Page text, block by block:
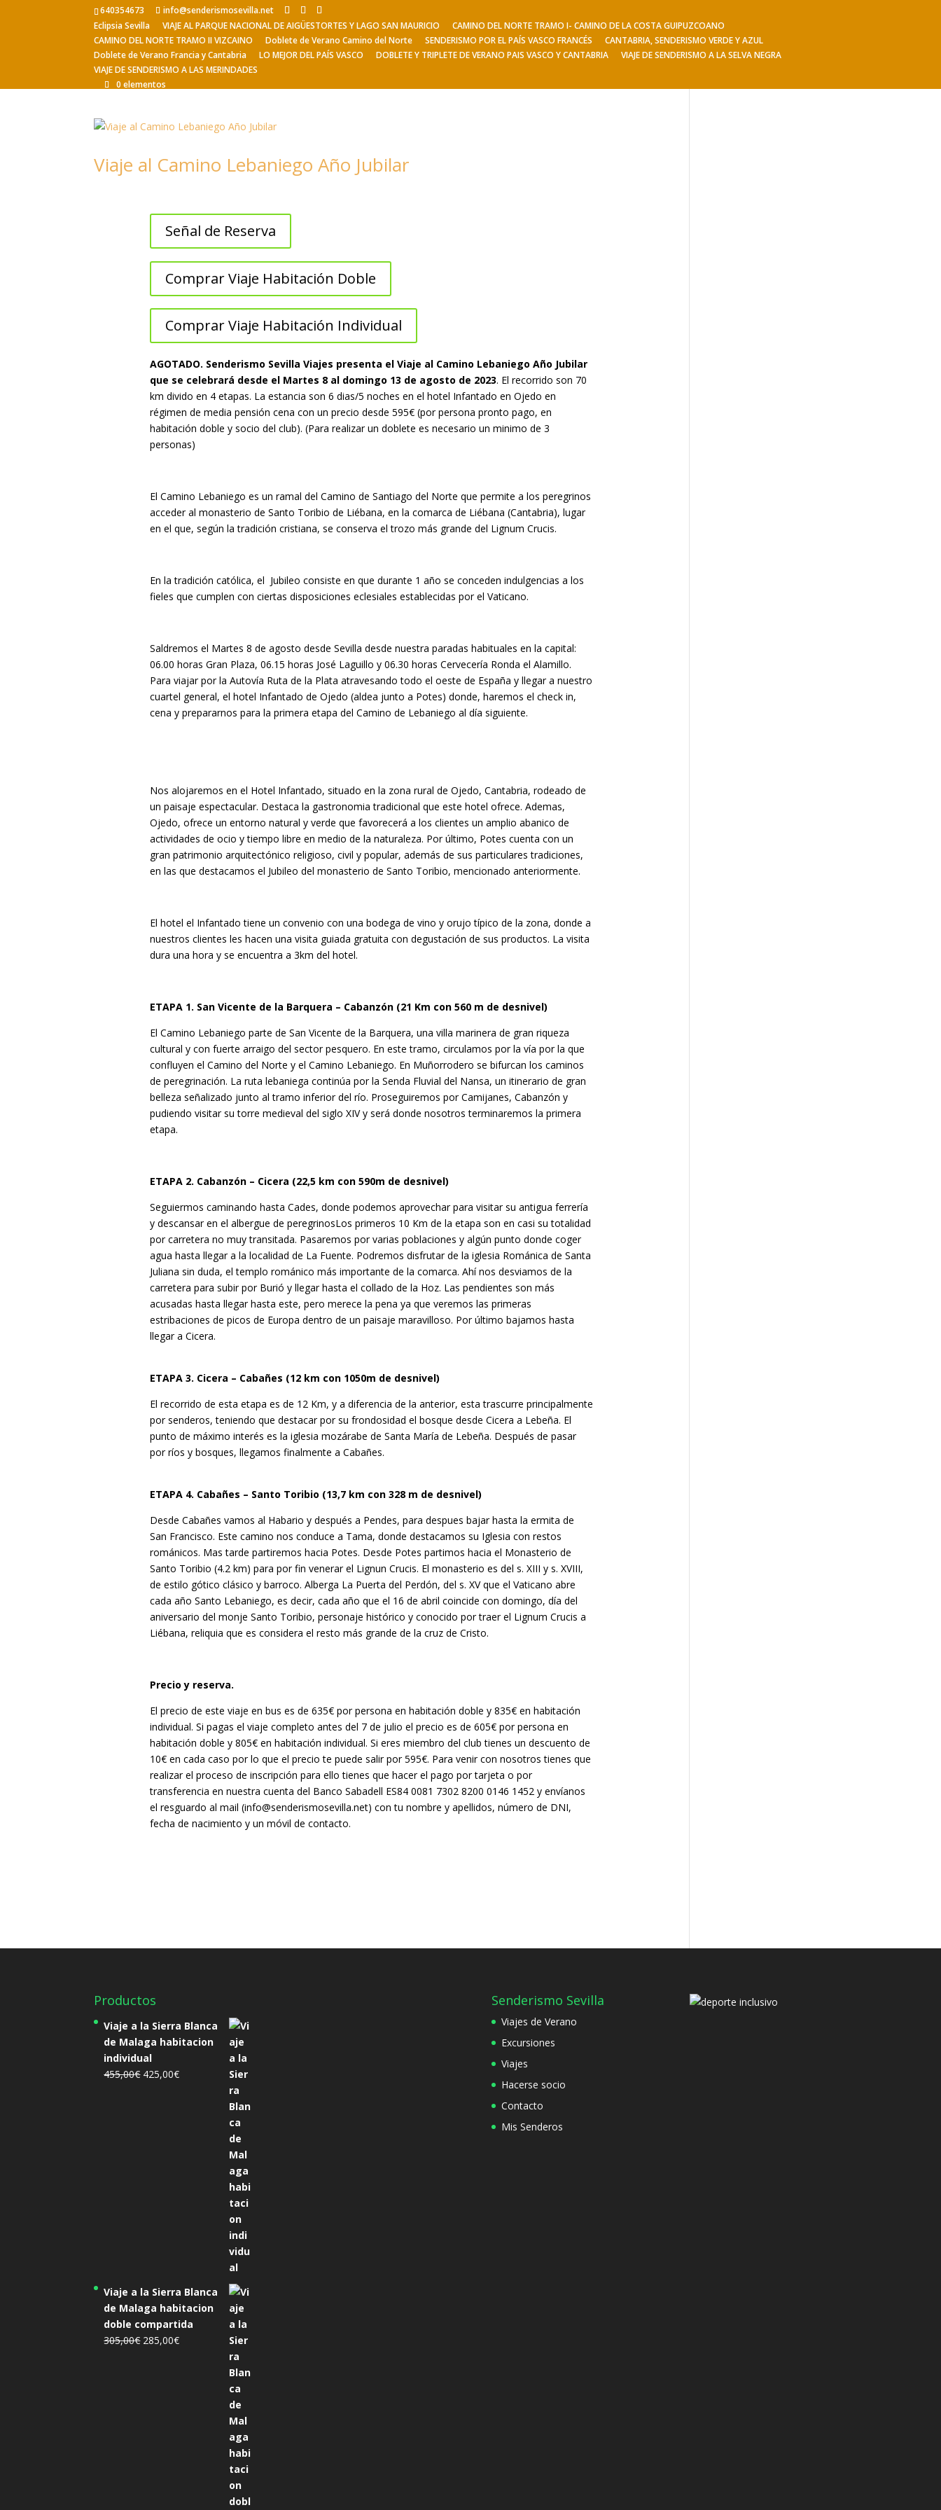
640354673
info@senderismosevilla.net
Eclipsia Sevilla
VIAJE AL PARQUE NACIONAL DE AIGÜESTORTES Y LAGO SAN MAURICIO
CAMINO DEL NORTE TRAMO I- CAMINO DE LA COSTA GUIPUZCOANO
CAMINO DEL NORTE TRAMO II VIZCAINO
Doblete de Verano Camino del Norte SENDERISMO POR EL PAÍS VASCO FRANCÉS
CANTABRIA, SENDERISMO VERDE Y AZUL
Doblete de Verano Francia y Cantabria
LO MEJOR DEL PAÍS VASCO DOBLETE Y TRIPLETE DE VERANO PAIS VASCO Y CANTABRIA
VIAJE DE SENDERISMO A LA SELVA NEGRA
VIAJE DE SENDERISMO A LAS MERINDADES
0 elementos
Viajes de Verano Excursiones Viajes Hacerse socio Contacto
Viaje al Camino Lebaniego Año Jubilar
Señal de Reserva
Comprar Viaje Habitación Doble
Comprar Viaje Habitación Individual
AGOTADO. Senderismo Sevilla Viajes presenta el Viaje al Camino Lebaniego Año Jubilar
que se celebrará desde el Martes 8 al domingo 13 de agosto de 2023. El recorrido son 70
km divido en 4 etapas. La estancia son 6 dias/5 noches en el hotel Infantado en Ojedo en
régimen de media pensión cena con un precio desde 595€ (por persona pronto pago, en
habitación doble y socio del club). (Para realizar un doblete es necesario un minimo de 3
personas)
El Camino Lebaniego es un ramal del Camino de Santiago del Norte que permite a los peregrinos
acceder al monasterio de Santo Toribio de Liébana, en la comarca de Liébana (Cantabria), lugar
en el que, según la tradición cristiana, se conserva el trozo más grande del Lignum Crucis.
En la tradición católica, el Jubileo consiste en que durante 1 año se conceden indulgencias a los
fieles que cumplen con ciertas disposiciones eclesiales establecidas por el Vaticano.
Saldremos el Martes 8 de agosto desde Sevilla desde nuestra paradas habituales en la capital:
06.00 horas Gran Plaza, 06.15 horas José Laguillo y 06.30 horas Cervecería Ronda el Alamillo.
Para viajar por la Autovía Ruta de la Plata atravesando todo el oeste de España y llegar a nuestro
cuartel general, el hotel Infantado de Ojedo (aldea junto a Potes) donde, haremos el check in,
cena y prepararnos para la primera etapa del Camino de Lebaniego al día siguiente.
Nos alojaremos en el Hotel Infantado, situado en la zona rural de Ojedo, Cantabria, rodeado de
un paisaje espectacular. Destaca la gastronomia tradicional que este hotel ofrece. Ademas,
Ojedo, ofrece un entorno natural y verde que favorecerá a los clientes un amplio abanico de
actividades de ocio y tiempo libre en medio de la naturaleza. Por último, Potes cuenta con un
gran patrimonio arquitectónico religioso, civil y popular, además de sus particulares tradiciones,
en las que destacamos el Jubileo del monasterio de Santo Toribio, mencionado anteriormente.
El hotel el Infantado tiene un convenio con una bodega de vino y orujo típico de la zona, donde a
nuestros clientes les hacen una visita guiada gratuita con degustación de sus productos. La visita
dura una hora y se encuentra a 3km del hotel.
ETAPA 1. San Vicente de la Barquera – Cabanzón (21 Km con 560 m de desnivel)
El Camino Lebaniego parte de San Vicente de la Barquera, una villa marinera de gran riqueza
cultural y con fuerte arraigo del sector pesquero. En este tramo, circulamos por la vía por la que
confluyen el Camino del Norte y el Camino Lebaniego. En Muñorrodero se bifurcan los caminos
de peregrinación. La ruta lebaniega continúa por la Senda Fluvial del Nansa, un itinerario de gran
belleza señalizado junto al tramo inferior del río. Proseguiremos por Camijanes, Cabanzón y
pudiendo visitar su torre medieval del siglo XIV y será donde nosotros terminaremos la primera
etapa.
ETAPA 2. Cabanzón – Cicera (22,5 km con 590m de desnivel)
Seguiermos caminando hasta Cades, donde podemos aprovechar para visitar su antigua ferrería
y descansar en el albergue de peregrinosLos primeros 10 Km de la etapa son en casi su totalidad
por carretera no muy transitada. Pasaremos por varias poblaciones y algún punto donde coger
agua hasta llegar a la localidad de La Fuente. Podremos disfrutar de la iglesia Románica de Santa
Juliana sin duda, el templo románico más importante de la comarca. Ahí nos desviamos de la
carretera para subir por Burió y llegar hasta el collado de la Hoz. Las pendientes son más
acusadas hasta llegar hasta este, pero merece la pena ya que veremos las primeras
estribaciones de picos de Europa dentro de un paisaje maravilloso. Por último bajamos hasta
llegar a Cicera.
ETAPA 3. Cicera – Cabañes (12 km con 1050m de desnivel)
El recorrido de esta etapa es de 12 Km, y a diferencia de la anterior, esta trascurre principalmente
por senderos, teniendo que destacar por su frondosidad el bosque desde Cicera a Lebeña. El
punto de máximo interés es la iglesia mozárabe de Santa María de Lebeña. Después de pasar
por ríos y bosques, llegamos finalmente a Cabañes.
ETAPA 4. Cabañes – Santo Toribio (13,7 km con 328 m de desnivel)
Desde Cabañes vamos al Habario y después a Pendes, para despues bajar hasta la ermita de
San Francisco. Este camino nos conduce a Tama, donde destacamos su Iglesia con restos
románicos. Mas tarde partiremos hacia Potes. Desde Potes partimos hacia el Monasterio de
Santo Toribio (4.2 km) para por fin venerar el Lignun Crucis. El monasterio es del s. XIII y s. XVIII,
de estilo gótico clásico y barroco. Alberga La Puerta del Perdón, del s. XV que el Vaticano abre
cada año Santo Lebaniego, es decir, cada año que el 16 de abril coincide con domingo, día del
aniversario del monje Santo Toribio, personaje histórico y conocido por traer el Lignum Crucis a
Liébana, reliquia que es considera el resto más grande de la cruz de Cristo.
Precio y reserva.
El precio de este viaje en bus es de 635€ por persona en habitación doble y 835€ en habitación
individual. Si pagas el viaje completo antes del 7 de julio el precio es de 605€ por persona en
habitación doble y 805€ en habitación individual. Si eres miembro del club tienes un descuento de
10€ en cada caso por lo que el precio te puede salir por 595€. Para venir con nosotros tienes que
realizar el proceso de inscripción para ello tienes que hacer el pago por tarjeta o por
transferencia en nuestra cuenta del Banco Sabadell ES84 0081 7302 8200 0146 1452 y envíanos
el resguardo al mail (info@senderismosevilla.net) con tu nombre y apellidos, número de DNI,
fecha de nacimiento y un móvil de contacto.
Productos
Viaje a la Sierra Blanca
de Malaga habitacion
individual
455,00€ El
425,00€El
Viaje a la Sierra Blanca
de Malaga habitacion
doble compartida
305,00€ El
285,00€El
Senderismo Sevilla
Viajes de Verano
Excursiones
Viajes
Hacerse socio
Contacto
Mis Senderos